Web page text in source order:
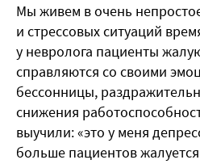
Мы живем в очень
и стрессовых ситуаций
у невролога пациенты
справляются со своими
бессонницы,
снижения
выучили: «это у меня
больше пациентов